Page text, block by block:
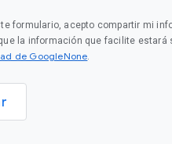
formulario, acepto compartir mi
la información que facilite estará
de GoogleNone.